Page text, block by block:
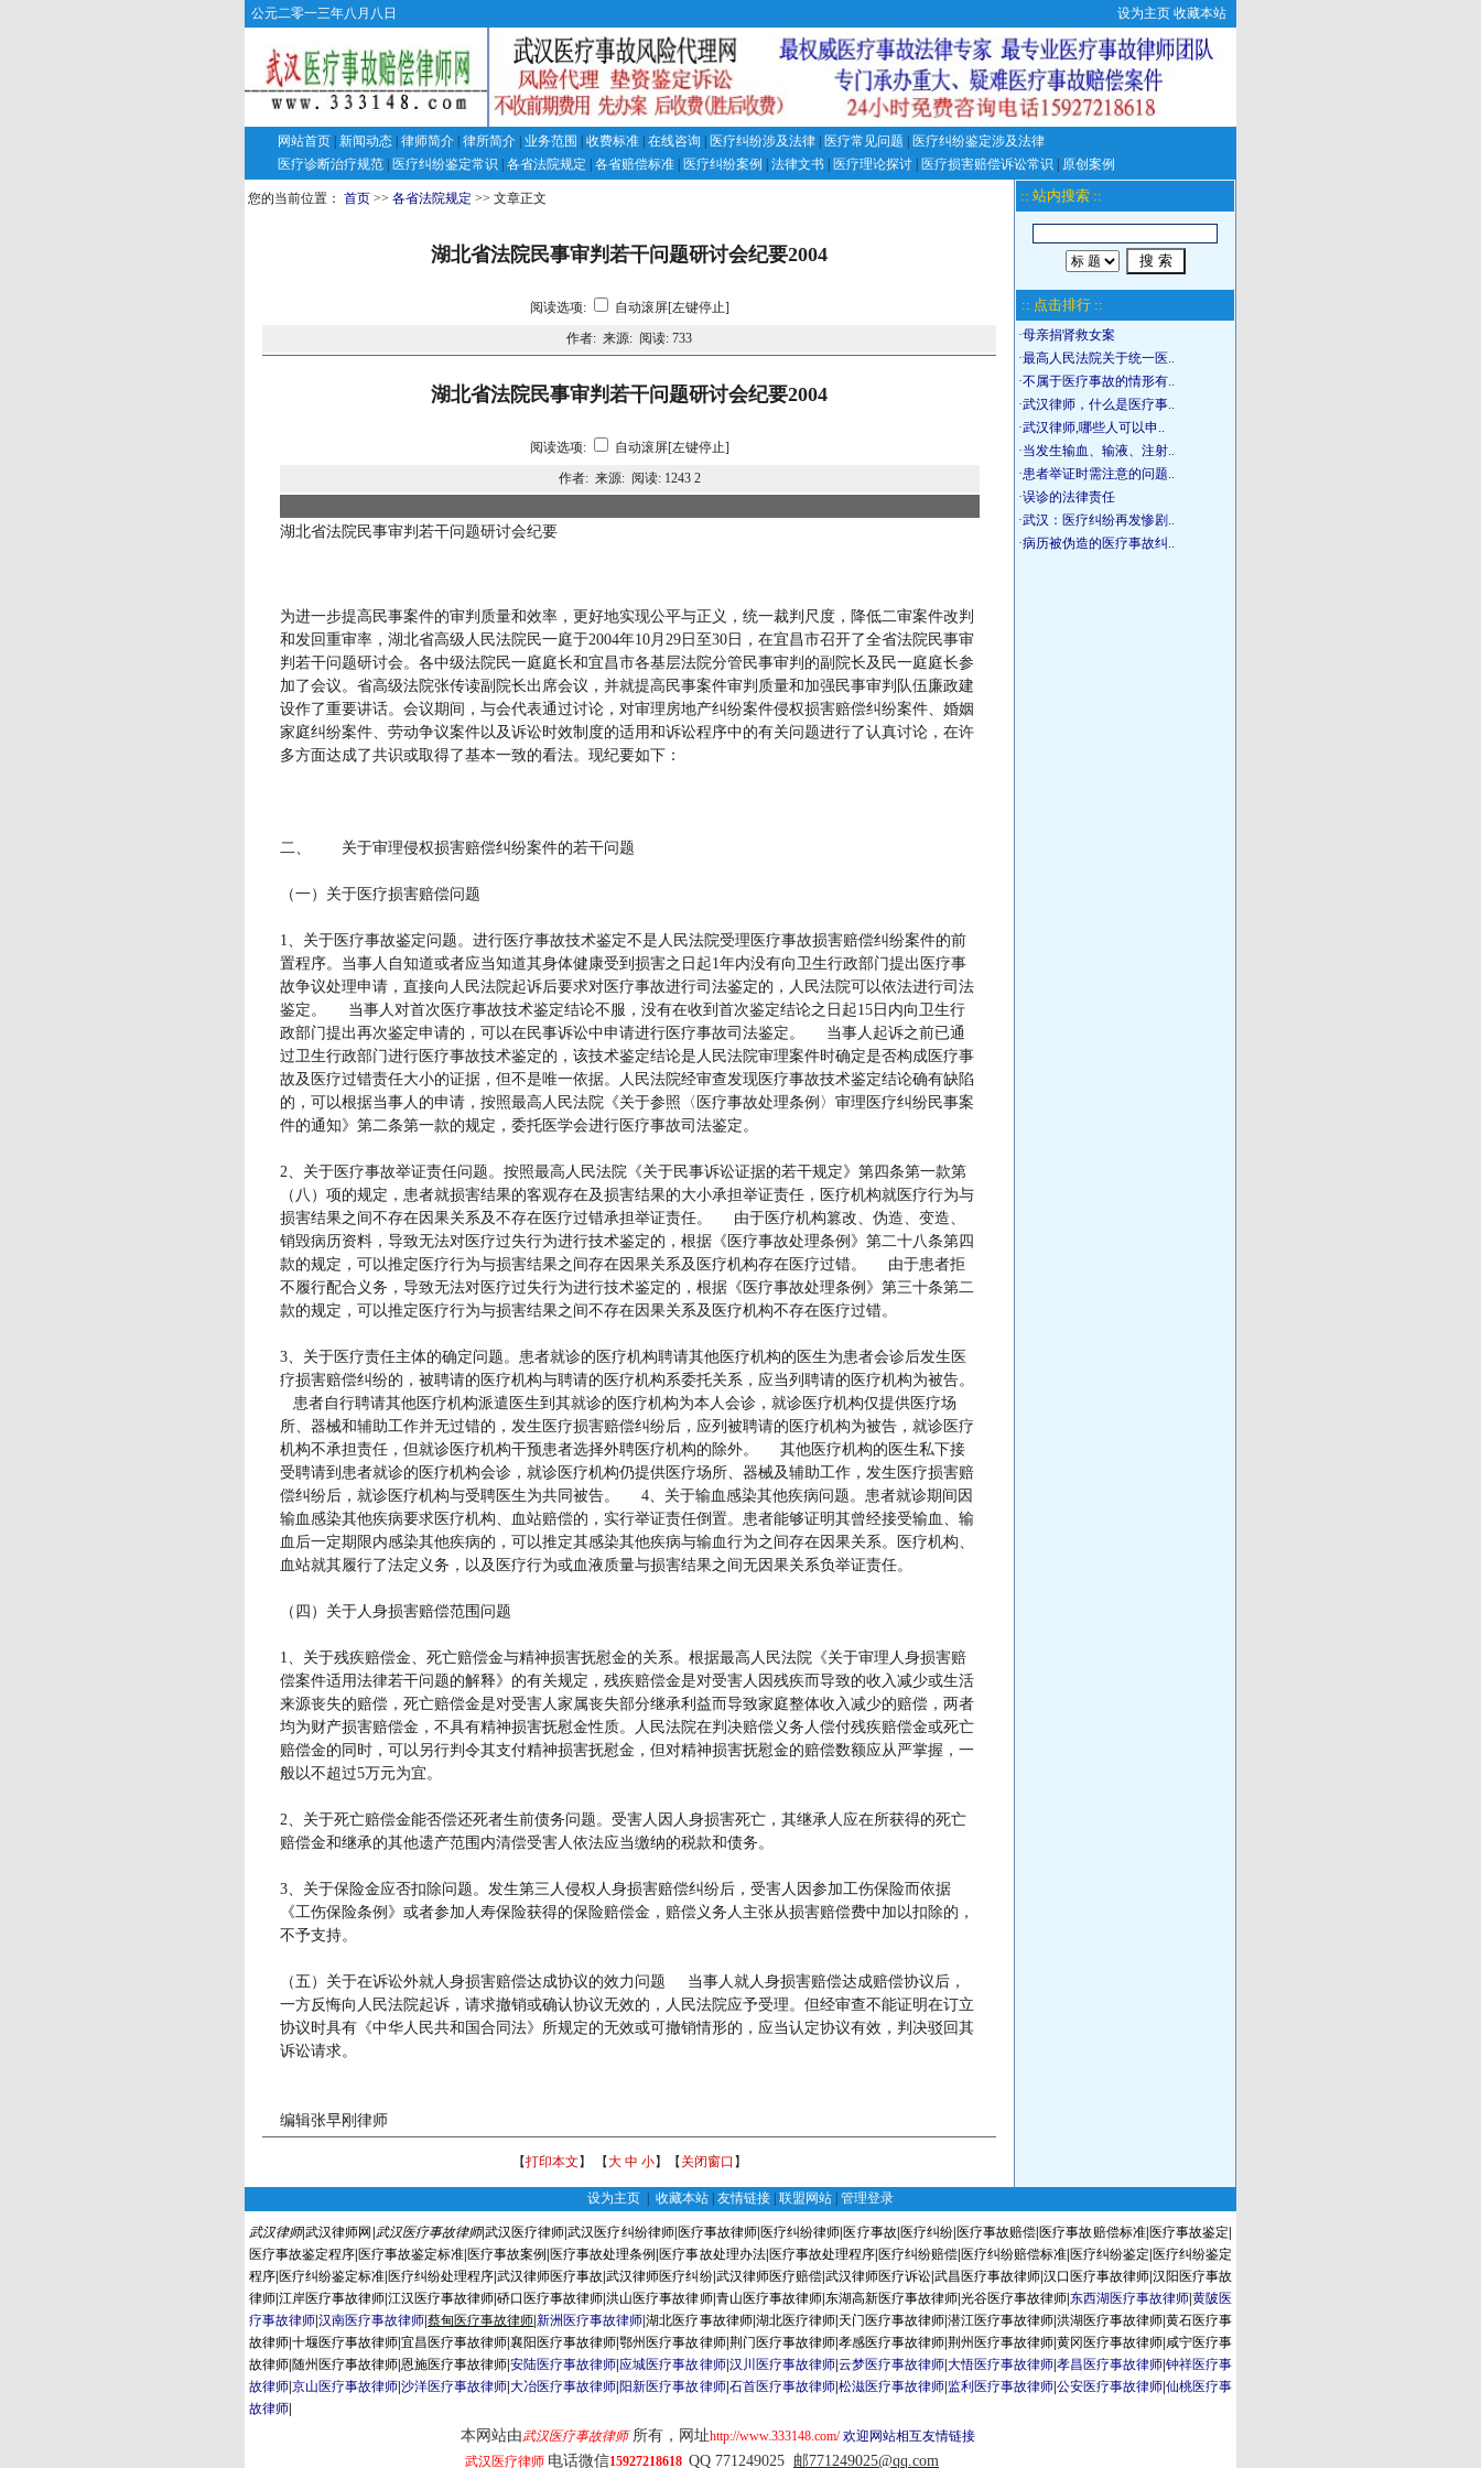
公元二零一三年八月八日 设为主页 收藏本站
网站首页 新闻动态 律师简介 律所简介 业务范围 收费标准 在线咨询 医疗纠纷涉及法律 医疗常见问题
医疗纠纷鉴定涉及法律
医疗诊断治疗规范
医疗纠纷鉴定常识 各省法院规定 各省赔偿标准 医疗纠纷案例 法律文书 医疗理论探讨 医疗损害赔偿诉讼常识 原创案例
您的当前位置： 首页 >> 各省法院规定 >> 文章正文
湖北省法院民事审判若干问题研讨会纪要2004
阅读选项:
自动滚屏[左键停止]
作者: 来源: 阅读: 733
湖北省法院民事审判若干问题研讨会纪要2004
阅读选项:
自动滚屏[左键停止]
作者: 来源: 阅读: 1243 2
湖北省法院民事审判若干问题研讨会纪要
为进一步提高民事案件的审判质量和效率，更好地实现公平与正义，统一裁判尺度，降低二审案件改判
和发回重审率，湖北省高级人民法院民一庭于2004年10月29日至30日，在宜昌市召开了全省法院民事审
判若干问题研讨会。各中级法院民一庭庭长和宜昌市各基层法院分管民事审判的副院长及民一庭庭长参
加了会议。省高级法院张传读副院长出席会议，并就提高民事案件审判质量和加强民事审判队伍廉政建
设作了重要讲话。会议期间，与会代表通过讨论，对审理房地产纠纷案件侵权损害赔偿纠纷案件、婚姻
家庭纠纷案件、劳动争议案件以及诉讼时效制度的适用和诉讼程序中的有关问题进行了认真讨论，在许
多方面达成了共识或取得了基本一致的看法。现纪要如下：
二、 关于审理侵权损害赔偿纠纷案件的若干问题
（一）关于医疗损害赔偿问题
1、关于医疗事故鉴定问题。进行医疗事故技术鉴定不是人民法院受理医疗事故损害赔偿纠纷案件的前
置程序。当事人自知道或者应当知道其身体健康受到损害之日起1年内没有向卫生行政部门提出医疗事
故争议处理申请，直接向人民法院起诉后要求对医疗事故进行司法鉴定的，人民法院可以依法进行司法
鉴定。 当事人对首次医疗事故技术鉴定结论不服，没有在收到首次鉴定结论之日起15日内向卫生行
政部门提出再次鉴定申请的，可以在民事诉讼中申请进行医疗事故司法鉴定。 当事人起诉之前已通
过卫生行政部门进行医疗事故技术鉴定的，该技术鉴定结论是人民法院审理案件时确定是否构成医疗事
故及医疗过错责任大小的证据，但不是唯一依据。人民法院经审查发现医疗事故技术鉴定结论确有缺陷
的，可以根据当事人的申请，按照最高人民法院《关于参照〈医疗事故处理条例〉审理医疗纠纷民事案
件的通知》第二条第一款的规定，委托医学会进行医疗事故司法鉴定。
2、关于医疗事故举证责任问题。按照最高人民法院《关于民事诉讼证据的若干规定》第四条第一款第
（八）项的规定，患者就损害结果的客观存在及损害结果的大小承担举证责任，医疗机构就医疗行为与
损害结果之间不存在因果关系及不存在医疗过错承担举证责任。 由于医疗机构篡改、伪造、变造、
销毁病历资料，导致无法对医疗过失行为进行技术鉴定的，根据《医疗事故处理条例》第二十八条第四
款的规定，可以推定医疗行为与损害结果之间存在因果关系及医疗机构存在医疗过错。 由于患者拒
不履行配合义务，导致无法对医疗过失行为进行技术鉴定的，根据《医疗事故处理条例》第三十条第二
款的规定，可以推定医疗行为与损害结果之间不存在因果关系及医疗机构不存在医疗过错。
3、关于医疗责任主体的确定问题。患者就诊的医疗机构聘请其他医疗机构的医生为患者会诊后发生医
疗损害赔偿纠纷的，被聘请的医疗机构与聘请的医疗机构系委托关系，应当列聘请的医疗机构为被告。
患者自行聘请其他医疗机构派遣医生到其就诊的医疗机构为本人会诊，就诊医疗机构仅提供医疗场
所、器械和辅助工作并无过错的，发生医疗损害赔偿纠纷后，应列被聘请的医疗机构为被告，就诊医疗
机构不承担责任，但就诊医疗机构干预患者选择外聘医疗机构的除外。 其他医疗机构的医生私下接
受聘请到患者就诊的医疗机构会诊，就诊医疗机构仍提供医疗场所、器械及辅助工作，发生医疗损害赔
偿纠纷后，就诊医疗机构与受聘医生为共同被告。 4、关于输血感染其他疾病问题。患者就诊期间因
输血感染其他疾病要求医疗机构、血站赔偿的，实行举证责任倒置。患者能够证明其曾经接受输血、输
血后一定期限内感染其他疾病的，可以推定其感染其他疾病与输血行为之间存在因果关系。医疗机构、
血站就其履行了法定义务，以及医疗行为或血液质量与损害结果之间无因果关系负举证责任。
（四）关于人身损害赔偿范围问题
1、关于残疾赔偿金、死亡赔偿金与精神损害抚慰金的关系。根据最高人民法院《关于审理人身损害赔
偿案件适用法律若干问题的解释》的有关规定，残疾赔偿金是对受害人因残疾而导致的收入减少或生活
来源丧失的赔偿，死亡赔偿金是对受害人家属丧失部分继承利益而导致家庭整体收入减少的赔偿，两者
均为财产损害赔偿金，不具有精神损害抚慰金性质。人民法院在判决赔偿义务人偿付残疾赔偿金或死亡
赔偿金的同时，可以另行判令其支付精神损害抚慰金，但对精神损害抚慰金的赔偿数额应从严掌握，一
般以不超过5万元为宜。
2、关于死亡赔偿金能否偿还死者生前债务问题。受害人因人身损害死亡，其继承人应在所获得的死亡
赔偿金和继承的其他遗产范围内清偿受害人依法应当缴纳的税款和债务。
3、关于保险金应否扣除问题。发生第三人侵权人身损害赔偿纠纷后，受害人因参加工伤保险而依据
《工伤保险条例》或者参加人寿保险获得的保险赔偿金，赔偿义务人主张从损害赔偿费中加以扣除的，
不予支持。
（五）关于在诉讼外就人身损害赔偿达成协议的效力问题 当事人就人身损害赔偿达成赔偿协议后，
一方反悔向人民法院起诉，请求撤销或确认协议无效的，人民法院应予受理。但经审查不能证明在订立
协议时具有《中华人民共和国合同法》所规定的无效或可撤销情形的，应当认定协议有效，判决驳回其
诉讼请求。
编辑张早刚律师
【打印本文 】 【大 中 小】【 关闭窗口 】
:: 站内搜索 ::
:: 点击排行 ::
·母亲捐肾救女案
·最高人民法院关于统一医..
·不属于医疗事故的情形有..
·武汉律师，什么是医疗事..
·武汉律师,哪些人可以申..
·当发生输血、输液、注射..
·患者举证时需注意的问题..
·误诊的法律责任
·武汉：医疗纠纷再发惨剧..
·病历被伪造的医疗事故纠..
设为主页 收藏本站 友情链接 联盟网站 管理登录
武汉律师|武汉律师网 武汉医疗事故律师|武汉医疗律师 |武汉医疗纠纷律师| 医疗事故律师 医疗纠纷律师 医疗事故| 医疗纠纷| 医疗事故赔偿 医疗事故赔偿标准| 医疗事故鉴定
医疗事故鉴定程序 医疗事故鉴定标准 医疗事故案例 医疗事故处理条例 医疗事故处理办法| 医疗事故处理程序| 医疗纠纷赔偿| 医疗纠纷赔偿标准| 医疗纠纷鉴定 医疗纠纷鉴定
程序 医疗纠纷鉴定标准 医疗纠纷处理程序 |武汉律师医疗事故 |武汉律师医疗纠纷| 武汉律师医疗赔偿| 武汉律师医疗诉讼| 武昌医疗事故律师| 汉口医疗事故律师 |汉阳医疗事故
律师 |江岸医疗事故律师 |江汉医疗事故律师 |硚口医疗事故律师 |洪山医疗事故律师| 青山医疗事故律师| 东湖高新医疗事故律师| 光谷医疗事故律师| 东西湖医疗事故律师 |黄陂医
疗事故律师 |汉南医疗事故律师 |蔡甸 医疗事故律师 |新洲医疗事故律师 |湖北医疗事故律师| 湖北医疗律师| 天门医疗事故律师| 潜江医疗事故律师| 洪湖医疗事故律师 |黄石医疗事
故律师 |十堰医疗事故律师 |宜昌医疗事故律师 |襄阳医疗事故律师 |鄂州医疗事故律师| 荆门医疗事故律师| 孝感医疗事故律师| 荆州医疗事故律师| 黄冈医疗事故律师 咸宁医疗事
故律师 随州医疗事故律师 |恩施医疗事故律师 |安陆医疗事故律师 |应城医疗事故律师| 汉川医疗事故律师| 云梦医疗事故律师| 大悟医疗事故律师| 孝昌医疗事故律师 |钟祥医疗事
故律师 |京山医疗事故律师 |沙洋医疗事故律师 |大冶医疗事故律师 阳新医疗事故律师| 石首医疗事故律师| 松滋医疗事故律师| 监利医疗事故律师| 公安医疗事故律师 |仙桃医疗事
故律师
本网站由武汉医疗事故律师 所有，网址http://www.333148.com/欢迎网站相互友情链接
武汉医疗律师 电话微信15927218618 QQ 771249025 邮771249025@qq.com